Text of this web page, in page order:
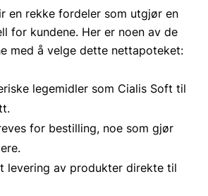
en rekke fordeler som utgjør en
for kundene. Her er noen av de
med å velge dette nettapoteket:
legemidler som Cialis Soft til
for bestilling, noe som gjør
levering av produkter direkte til